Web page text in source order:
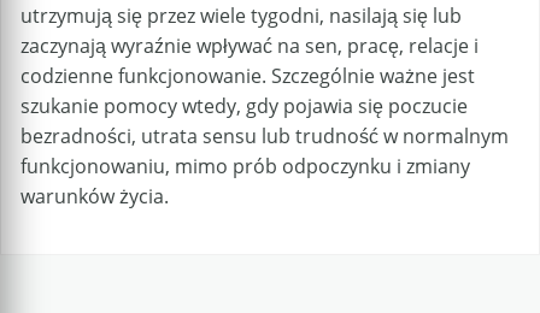
utrzymują się przez wiele tygodni, nasilają się lub
zaczynają wyraźnie wpływać na sen, pracę, relacje i
codzienne funkcjonowanie. Szczególnie ważne jest
szukanie pomocy wtedy, gdy pojawia się poczucie
bezradności, utrata sensu lub trudność w normalnym
funkcjonowaniu, mimo prób odpoczynku i zmiany
warunków życia.